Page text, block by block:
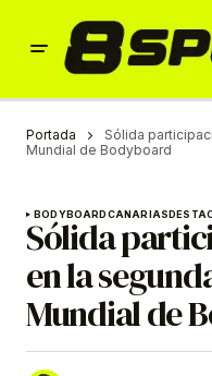
Portada
Sólida
Mundial de Bodyboard
BODYBOARDCANARIAS
Sólida
en la
Mundial de